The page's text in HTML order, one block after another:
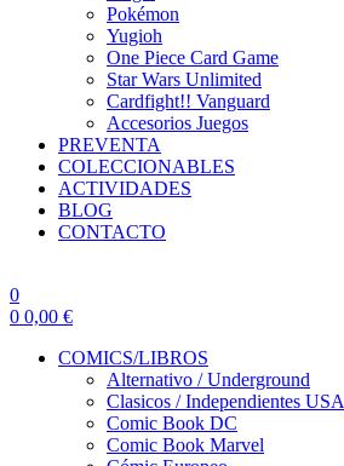
Pokémon
Yugioh
One Piece Card Game
Star Wars Unlimited
Cardfight!! Vanguard
Accesorios Juegos
PREVENTA
COLECCIONABLES
ACTIVIDADES
BLOG
CONTACTO
0
0 0,00 €
COMICS/LIBROS
Alternativo / Underground
Clasicos / Independientes USA
Comic Book DC
Comic Book Marvel